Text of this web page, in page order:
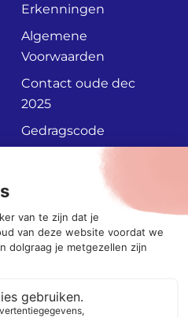
Erkenningen
Algemene
Voorwaarden
Contact oude dec
2025
Gedragscode